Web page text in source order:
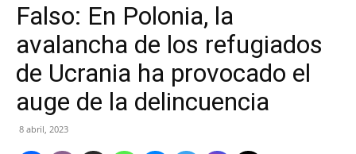
Falso: En Polonia, la
avalancha de los refugiados
de Ucrania ha provocado el
auge de la delincuencia
8 abril, 2023